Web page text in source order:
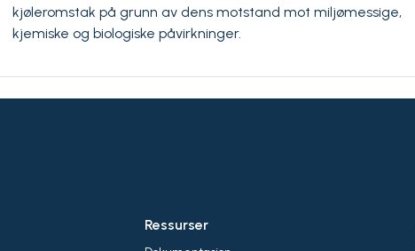
kjøleromstak på grunn av dens motstand mot miljømessige,
kjemiske og biologiske påvirkninger.
Ressurser